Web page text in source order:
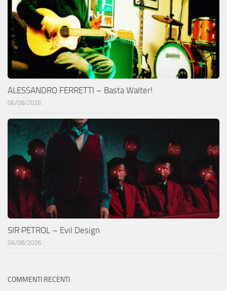
ALESSANDRO FERRETTI – Basta Walter!
06/08/2026
SIR PETROL – Evil Design
06/08/2026
COMMENTI RECENTI